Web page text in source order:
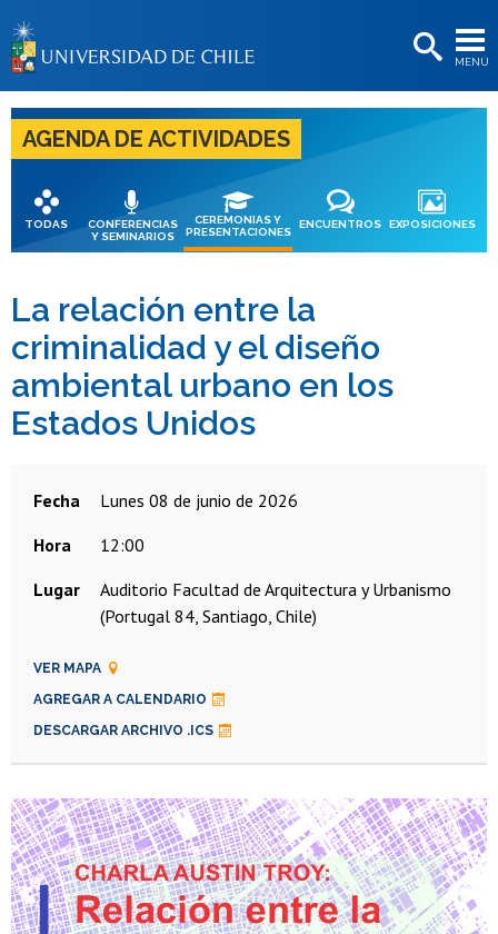
MENÚ
BIBLIOTECAS
LA UNIVERSIDAD
Postulantes
Estudiantes
Académicas/os
Funcionarias/os
Egresadas/os
AGENDA DE ACTIVIDADES
TODAS
CONFERENCIAS
Y SEMINARIOS
CEREMONIAS Y
PRESENTACIONES
ENCUENTROS EXPOSICIONES
La relación entre la
criminalidad y el diseño
ambiental urbano en los
Estados Unidos
Fecha
lunes 08 de junio de 2026
Hora
12:00
Lugar
Auditorio Facultad de Arquitectura y Urbanismo
(Portugal 84, Santiago, Chile)
VER MAPA
AGREGAR A CALENDARIO
DESCARGAR ARCHIVO .ICS